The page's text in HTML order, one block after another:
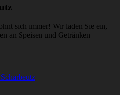
sich immer! Wir laden Sie ein,
an Speisen und Getränken